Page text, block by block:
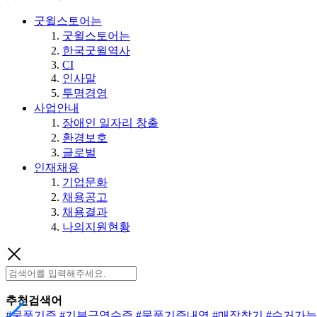
굿윌스토어는
굿윌스토어는
한국굿윌역사
CI
인사말
투명경영
사업안내
장애인 일자리 창출
환경보호
글로벌
인재채용
기업문화
채용공고
채용결과
나의지원현황
추천검색어